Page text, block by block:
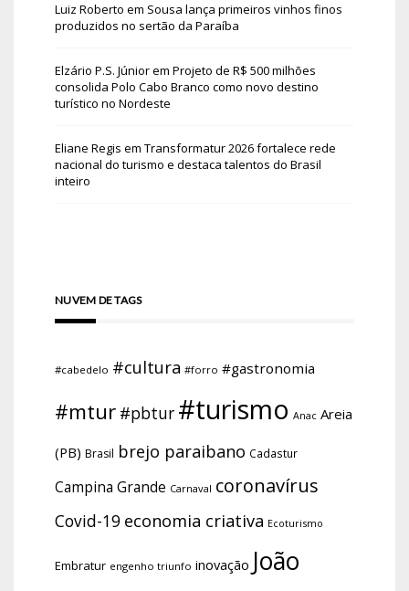
Luiz Roberto em Sousa lança primeiros vinhos finos
produzidos no sertão da Paraíba
Elzário P.S. Júniorem Projeto de R$ 500 milhões
consolida Polo Cabo Branco como novo destino
turístico no Nordeste
Eliane Regis em Transformatur 2026 fortalece rede
nacional do turismo e destaca talentos do Brasil
inteiro
NUVEM DE TAGS
#cabedelo #cultura #forro #gastronomia
#mtur #pbtur #turismo Anac Areia
(PB) Brasil brejo paraibano Cadastur
Campina Grande Carnaval coronavírus
Covid-19 economia criativa Ecoturismo
Embratur engenho triunfo inovação João